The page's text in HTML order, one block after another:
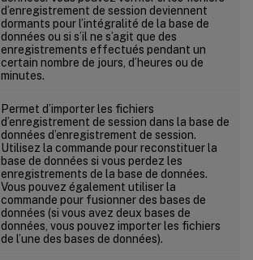
d’enregistrement de session deviennent
dormants pour l’intégralité de la base de
données ou si s’il ne s’agit que des
enregistrements effectués pendant un
certain nombre de jours, d’heures ou de
minutes.
Permet d’importer les fichiers
d’enregistrement de session dans la base de
données d’enregistrement de session.
Utilisez la commande pour reconstituer la
base de données si vous perdez les
enregistrements de la base de données.
Vous pouvez également utiliser la
commande pour fusionner des bases de
données (si vous avez deux bases de
données, vous pouvez importer les fichiers
de l’une des bases de données).